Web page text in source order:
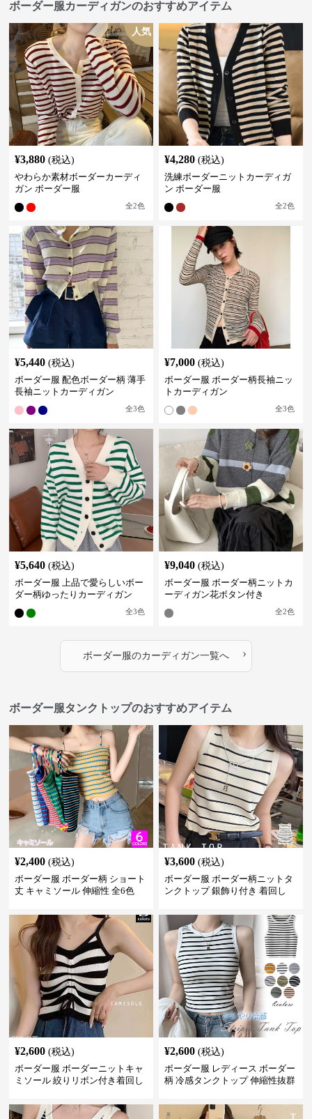
ボーダー服カーディガンのおすすめアイテム
人気
¥3,880 (税込)
やわらか素材ボーダーカーディ
ガン ボーダー服
全2色
¥4,280 (税込)
洗練ボーダーニットカーディガ
ン ボーダー服
全2色
¥5,440 (税込)
ボーダー服 配色ボーダー柄 薄手
長袖ニットカーディガン
全3色
¥7,000 (税込)
ボーダー服 ボーダー柄長袖ニッ
トカーディガン
全3色
¥5,640 (税込)
ボーダー服 上品で愛らしいボー
ダー柄ゆったりカーディガン
全3色
¥9,040 (税込)
ボーダー服 ボーダー柄ニットカ
ーディガン花ボタン付き
全2色
ボーダー服のカーディガン一覧へ ›
ボーダー服タンクトップのおすすめアイテム
¥2,400 (税込)
ボーダー服 ボーダー柄 ショート
丈 キャミソール 伸縮性 全6色
¥3,600 (税込)
ボーダー服 ボーダー柄ニットタ
ンクトップ 銀飾り付き 着回し
¥2,600 (税込)
ボーダー服 ボーダーニットキャ
ミソール 絞りリボン付き着回し
¥2,600 (税込)
ボーダー服 レディース ボーダー
柄 冷感タンクトップ 伸縮性抜群